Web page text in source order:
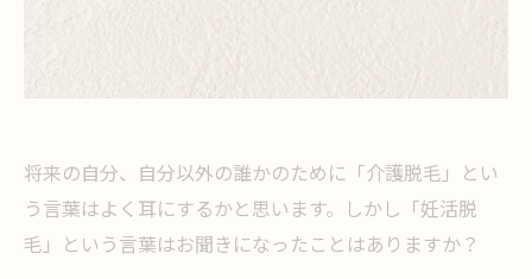
将来の自分、自分以外の誰かのために「介護脱毛」とい
う言葉はよく耳にするかと思います。しかし「妊活脱
毛」という言葉はお聞きになったことはありますか？